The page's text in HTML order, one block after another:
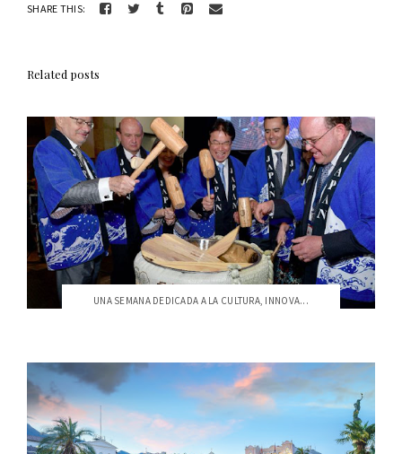
SHARE THIS:
Related posts
UNA SEMANA DEDICADA A LA CULTURA, INNOVA...